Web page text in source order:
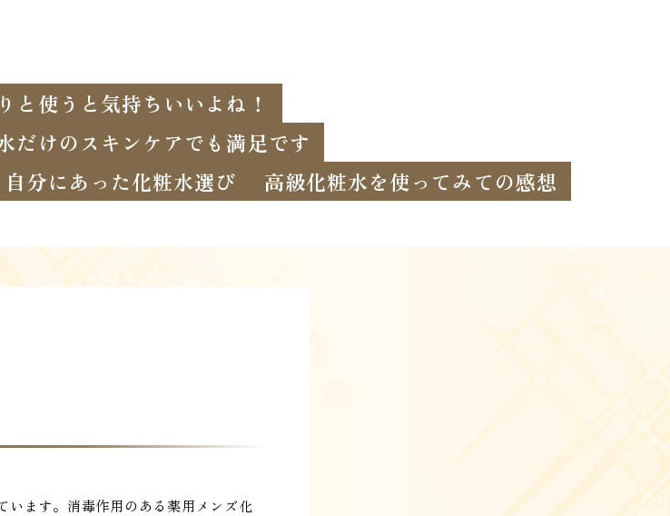
と使うと気持ちいいよね！
だけのスキンケアでも満足です
自分にあった化粧水選び 高級化粧水を使ってみての感想
います。消毒作用のある薬用メンズ化